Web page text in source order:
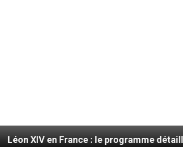
: le programme détaillé de sa visite